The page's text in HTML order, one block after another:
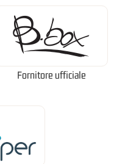
Fornitore ufficiale